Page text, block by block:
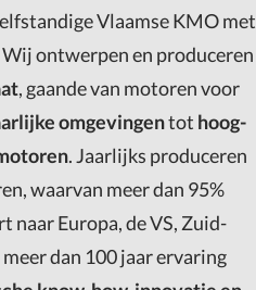
Vlaamse KMO met
ontwerpen en produceren
, gaande van motoren voor
omgevingentot hoog-
. Jaarlijks produceren
waarvan meer dan 95%
naar Europa, de VS, Zuid-
dan 100 jaar ervaring